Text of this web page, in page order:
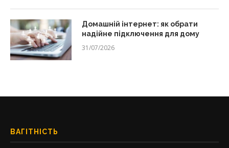
Домашній інтернет: як обрати
надійне підключення для дому
31/07/2026
ВАГІТНІСТЬ